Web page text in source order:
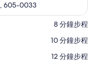
605-0033
‪8 分鐘步程‬
‪10 分鐘步程‬
‪12 分鐘步程‬